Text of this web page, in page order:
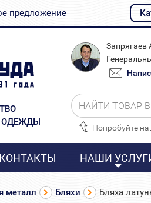
предложение
ОДЕЖДЫ
Запрягаев
НАЙТИ ТОВАР
Попробуйте
КОНТАКТЫ НАШИ
металл Бляхи Бляха